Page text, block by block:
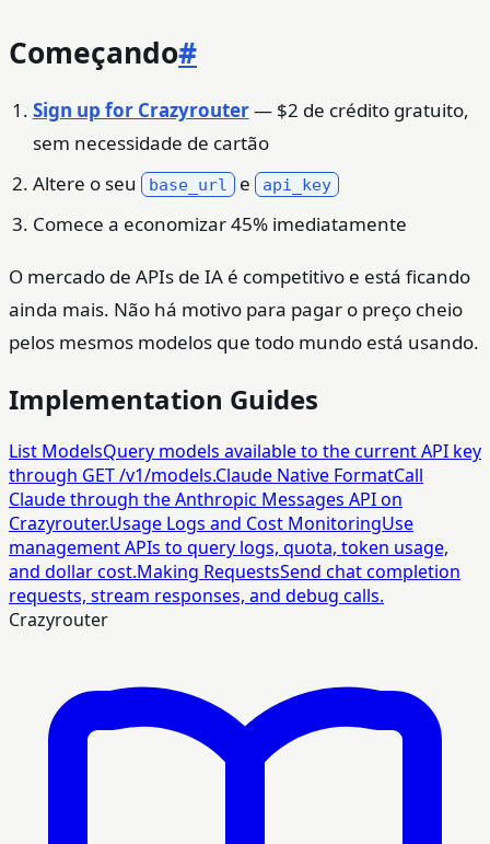
Começando#
Sign up for Crazyrouter— $2 de crédito gratuito,
sem necessidade de cartão
Altere o seu
base_url e api_key
Comece a economizar 45% imediatamente
O mercado de APIs de IA é competitivo e está ficando
ainda mais. Não há motivo para pagar o preço cheio
pelos mesmos modelos que todo mundo está usando.
Implementation Guides
List ModelsQuery models available to the current API key
through GET /v1/models.Claude Native FormatCall
Claude through the Anthropic Messages API on
Crazyrouter.Usage Logs and Cost MonitoringUse
management APIs to query logs, quota, token usage,
and dollar cost.Making RequestsSend chat completion
requests, stream responses, and debug calls.
Crazyrouter